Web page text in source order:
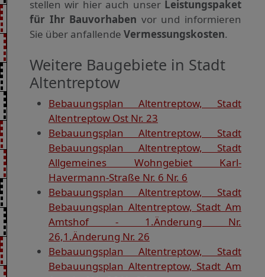
stellen wir hier auch unser Leistungspaket
für Ihr Bauvorhaben vor und informieren
Sie über anfallende Vermessungskosten.
Weitere Baugebiete in Stadt
Altentreptow
Bebauungsplan Altentreptow, Stadt
Altentreptow Ost Nr. 23
Bebauungsplan Altentreptow, Stadt
Bebauungsplan Altentreptow, Stadt
Allgemeines Wohngebiet Karl-
Havermann-Straße Nr. 6 Nr. 6
Bebauungsplan Altentreptow, Stadt
Bebauungsplan Altentreptow, Stadt Am
Amtshof - 1.Änderung Nr.
26,1.Änderung Nr. 26
Bebauungsplan Altentreptow, Stadt
Bebauungsplan Altentreptow, Stadt Am